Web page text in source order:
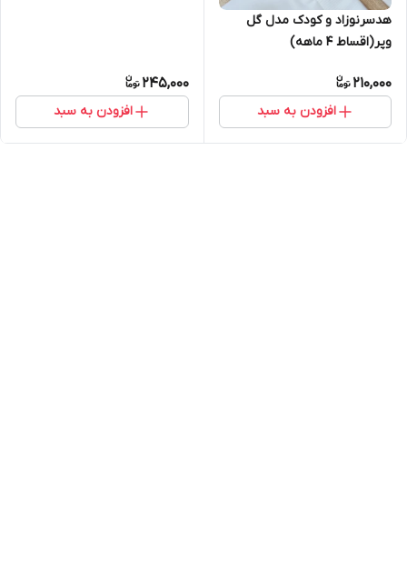
هدسرنوزاد و کودک مدل گل
وپر(اقساط ۴ ماهه)
210,000
افزودن به سبد
245,000
افزودن به سبد